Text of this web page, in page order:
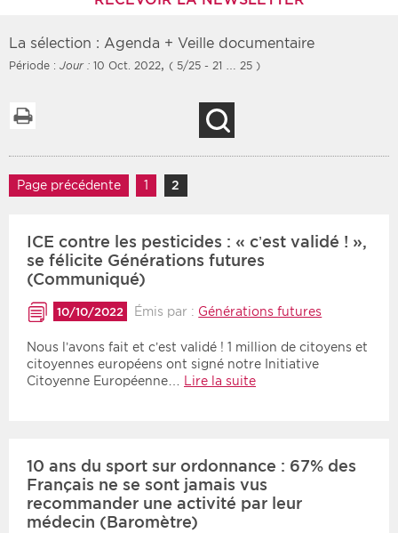
Rendez-vous des 7
prochains jours
derniers jours
Recherche par mots clés
Type d'information
Les deux
Secteur
Protection sociale
Zone géographique
Choisir une zone
Période Tri
La sélection : Agenda + Veille documentaire
Période : Jour : 10 Oct. 2022, ( 5/25 - 21 … 25 )
Navigation des articles
Page précédente Page
1 Page
2
ICE contre les pesticides : « c’est validé ! »,
se félicite Générations futures
(Communiqué)
10/10/2022 Émis par : Générations futures
Nous l’avons fait et c’est validé ! 1 million de citoyens et
citoyennes européens ont signé notre Initiative
Citoyenne Européenne… Lire la suite
10 ans du sport sur ordonnance : 67% des
Français ne se sont jamais vus
recommander une activité par leur
médecin (Baromètre)